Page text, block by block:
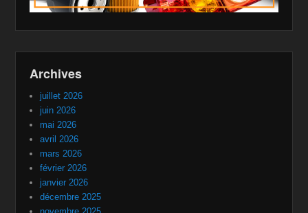
Archives
juillet 2026
juin 2026
mai 2026
avril 2026
mars 2026
février 2026
janvier 2026
décembre 2025